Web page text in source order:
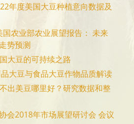
年度美国大豆种植意向数据及
农业部农业展望报告： 未来
势预测
大豆的可持续之路
大豆与食品大豆作物品质解读
出美豆哪里好？研究数据和整
会2018年市场展望研讨会 会议